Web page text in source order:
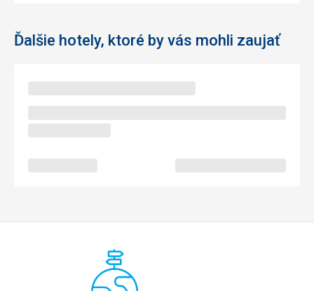
Ďalšie hotely, ktoré by vás mohli zaujať